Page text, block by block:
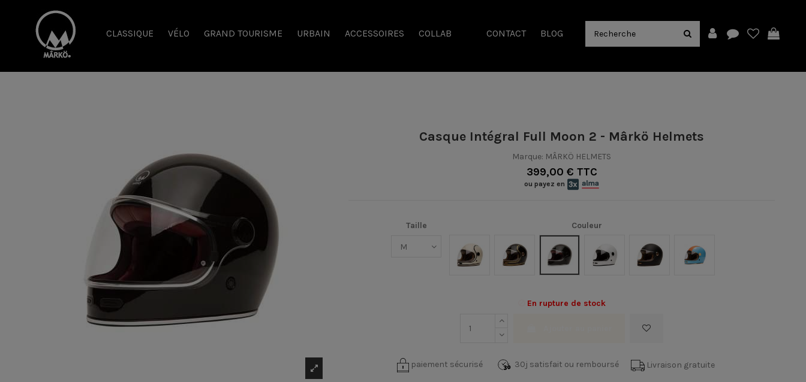
CLASSIQUE VÉLO GRAND TOURISME URBAIN ACCESSOIRES BLOG
CONTACT
COLLAB
Casque Intégral Full Moon 2 - Mârkö Helmets
Marque: MÂRKÖ HELMETS
399,00 € TTC
ou payez en
Taille
Couleur
Beige/Noir
Black/GoldBlack Black Mat/Brown
En rupture de stock
paiement sécurisé 30j satisfait ou remboursé Livraison gratuite